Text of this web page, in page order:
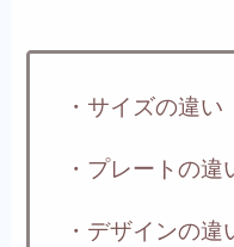
・サイズの違い
・プレートの違
・デザインの違